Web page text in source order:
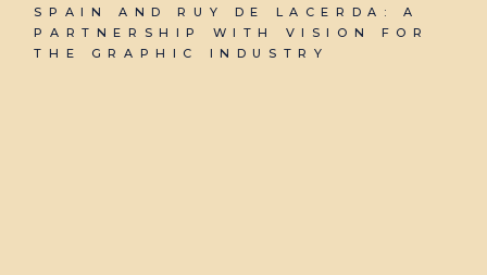
SPAIN AND RUY DE LACERDA: A
PARTNERSHIP WITH VISION FOR
THE GRAPHIC INDUSTRY